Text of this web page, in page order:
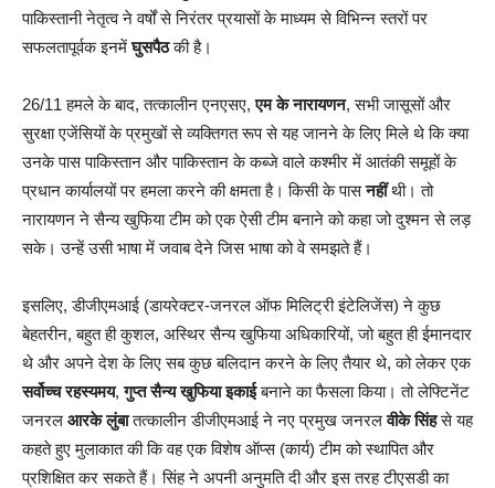
पाकिस्तानी नेतृत्व ने वर्षों से निरंतर प्रयासों के माध्यम से विभिन्न स्तरों पर
सफलतापूर्वक इनमेंघुसपैठकी है।
26/11 हमले के बाद, तत्कालीन एनएसए,एम के नारायणन, सभी जासूसों और
सुरक्षा एजेंसियों के प्रमुखों से व्यक्तिगत रूप से यह जानने के लिए मिले थे कि क्या
उनके पास पाकिस्तान और पाकिस्तान के कब्जे वाले कश्मीर में आतंकी समूहों के
प्रधान कार्यालयों पर हमला करने की क्षमता है। किसी के पासनहींथी। तो
नारायणन ने सैन्य खुफिया टीम को एक ऐसी टीम बनाने को कहा जो दुश्मन से लड़
सके। उन्हें उसी भाषा में जवाब देने जिस भाषा को वे समझते हैं।
इसलिए, डीजीएमआई (डायरेक्टर-जनरल ऑफ मिलिट्री इंटेलिजेंस) ने कुछ
बेहतरीन, बहुत ही कुशल, अस्थिर सैन्य खुफिया अधिकारियों, जो बहुत ही ईमानदार
थे और अपने देश के लिए सब कुछ बलिदान करने के लिए तैयार थे, को लेकर एक
सर्वोच्च रहस्यमय,गुप्त सैन्य खुफिया इकाईबनाने का फैसला किया। तो लेफ्टिनेंट
जनरल आरके लुंबातत्कालीन डीजीएमआई ने नए प्रमुख जनरलवीके सिंहसे यह
कहते हुए मुलाकात की कि वह एक विशेष ऑप्स (कार्य) टीम को स्थापित और
प्रशिक्षित कर सकते हैं। सिंह ने अपनी अनुमति दी और इस तरह टीएसडी का